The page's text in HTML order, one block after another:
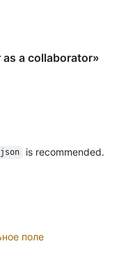
a collaborator»
is recommended.
поле